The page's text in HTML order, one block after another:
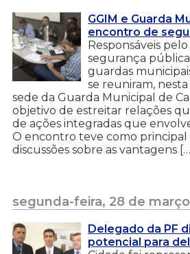
GGIM e Guarda
encontro de
Responsáveis
segurança
guardas
se reuniram,
sede da Guarda Municipal de
objetivo de estreitar relações
de ações integradas que
O encontro teve como principal
discussões sobre as vantagens
segunda-feira, 28 de
Delegado da PF
potencial para